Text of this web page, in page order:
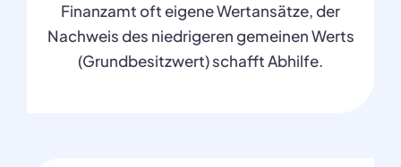
Finanzamt oft eigene Wertansätze, der
Nachweis des niedrigeren gemeinen Werts
(Grundbesitzwert) schafft Abhilfe.